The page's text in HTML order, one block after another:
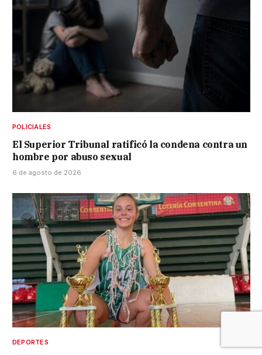
POLICIALES
El Superior Tribunal ratificó la condena contra un
hombre por abuso sexual
6 de agosto de 2026
DEPORTES